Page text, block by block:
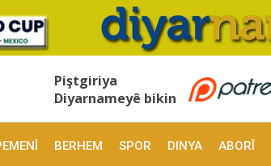
Piştgiriya
Diyarnameyê bikin
BERHEM SPOR DINYA ABORÎ